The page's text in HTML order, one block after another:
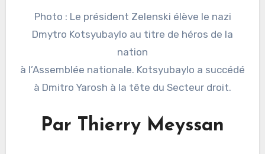
Photo : Le président Zelenski élève le nazi
Dmytro Kotsyubaylo au titre de héros de la
nation
à l’Assemblée nationale. Kotsyubaylo a succédé
à Dmitro Yarosh à la tête du Secteur droit.
Par Thierry Meyssan